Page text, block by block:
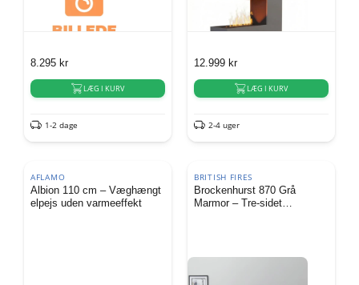
8.295 kr
LÆG I KURV
1-2 dage
12.999 kr
LÆG I KURV
2-4 uger
AFLAMO
Albion 110 cm – Væghængt
elpejs uden varmeeffekt
BRITISH FIRES
Brockenhurst 870 Grå
Marmor – Tre-sidet